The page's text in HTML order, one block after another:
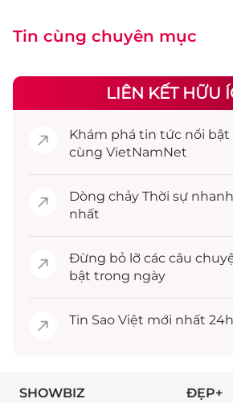
Tin cùng chuyên mục
LIÊN KẾT HỮU
Khám phá tin tức nổi
cùng VietNamNet
Dòng chảy Thời sự
nhất
Đừng bỏ lỡ các câu
bật trong ngày
Tin Sao Việt mới nhất 24h
SHOWBIZ ĐẸP+